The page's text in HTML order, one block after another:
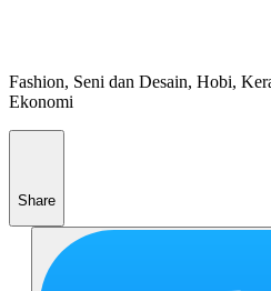
Fashion, Seni dan Desain, Hobi,
Ekonomi
Share